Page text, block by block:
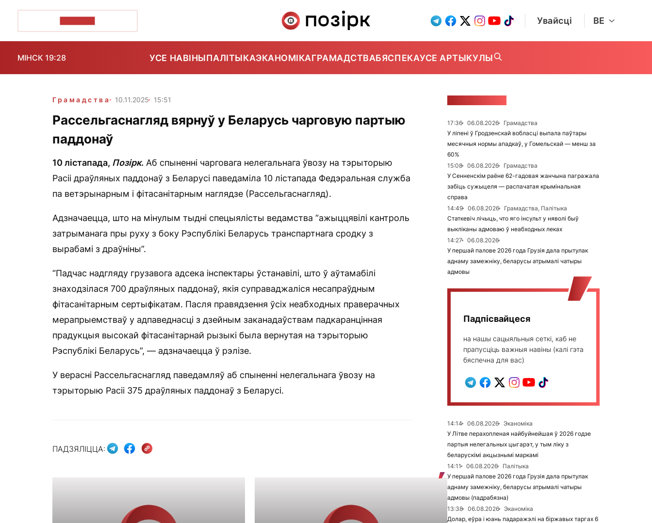
Увайсці BE
МІНСК 19:28 УСЕ НАВІНЫПАЛІТЫКАЭКАНОМІКАГРАМАДСТВАБЯСПЕКАУСЕ АРТЫКУЛЫ
Грамадства 10.11.2025 15:51
Рассельгаснагляд вярнуў у Беларусь чарговую партыю
паддонаў
10 лістапада, Позірк. Аб спыненні чарговага нелегальнага ўвозу на тэрыторыю
Расіі драўляных паддонаў з Беларусі паведаміла 10 лістапада Федэральная служба
па ветэрынарным і фітасанітарным наглядзе (Рассельгаснагляд).
Адзначаецца, што на мінулым тыдні спецыялісты ведамства “ажыццявілі кантроль
затрыманага пры руху з боку Рэспублікі Беларусь транспартнага сродку з
вырабамі з драўніны”.
“Падчас надгляду грузавога адсека інспектары ўстанавілі, што ў аўтамабілі
знаходзілася 700 драўляных паддонаў, якія суправаджаліся несапраўдным
фітасанітарным сертыфікатам. Пасля правядзення ўсіх неабходных праверачных
мерапрыемстваў у адпаведнасці з дзейным заканадаўствам падкаранцінная
прадукцыя высокай фітасанітарнай рызыкі была вернутая на тэрыторыю
Рэспублікі Беларусь”, — адзначаецца ў рэлізе.
У верасні Рассельгаснагляд паведамляў аб спыненні нелегальнага ўвозу на
тэрыторыю Расіі 375 драўляных паддонаў з Беларусі.
ПАДЗЯЛІЦЦА:
17:36 06.08.2026
Грамадства
У ліпені ў Гродзенскай вобласці выпала паўтары
месячныя нормы ападкаў, у Гомельскай — менш за
60%
15:08
06.08.2026
Грамадства
У Сенненскім раёне 62-гадовая жанчына пагражала
забіць сужыцеля — распачатая крымінальная
справа
14:49
06.08.2026
Грамадства, Палітыка
Статкевіч лічыць, что яго інсульт у няволі быў
выкліканы адмоваю ў неабходных леках
14:27
06.08.2026
У першай палове 2026 года Грузія дала прытулак
аднаму замежніку, беларусы атрымалі чатыры
адмовы
Падпісвайцеся
на нашы сацыяльныя сеткі, каб не
прапусціць важныя навіны (калі гэта
бяспечна для вас)
14:14 06.08.2026
Эканоміка
У Літве перахопленая найбуйнейшая ў 2026 годзе
партыя нелегальных цыгарэт, у тым ліку з
беларускімі акцызнымі маркамі
14:11
06.08.2026
Палітыка
У першай палове 2026 года Грузія дала прытулак
аднаму замежніку, беларусы атрымалі чатыры
адмовы (падрабязна)
13:38
06.08.2026
Эканоміка
Долар, еўра і юань падаражэлі на біржавых таргах 6